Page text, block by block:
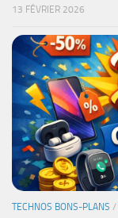
13 FÉVRIER 2026
TECHNOS BONS-PLANS /